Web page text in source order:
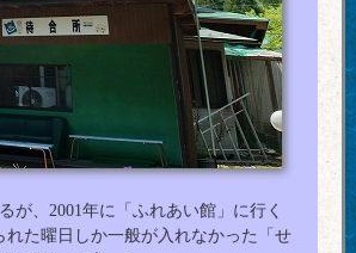
が、2001年に「ふれあい館」に行く
た曜日しか一般が入れなかった「せ